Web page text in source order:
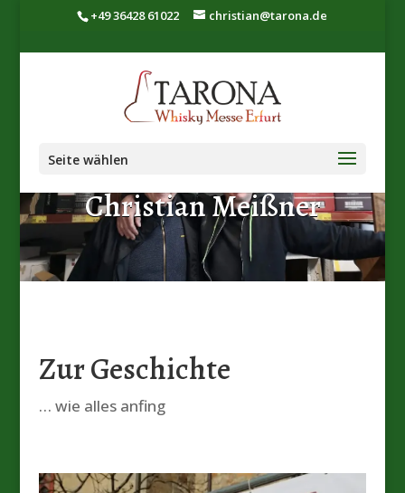
+49 36428 61022 christian@tarona.de
Seite wählen
DIE INITIATOREN
Christian Meißner
Zur Geschichte
… wie alles anfing